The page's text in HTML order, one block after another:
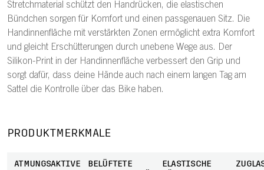
Stretchmaterial schützt den Handrücken, die elastischen
Bündchen sorgen für Komfort und einen passgenauen Sitz. Die
Handinnenfläche mit verstärkten Zonen ermöglicht extra Komfort
und gleicht Erschütterungen durch unebene Wege aus. Der
Silikon-Print in der Handinnenfläche verbessert den Grip und
sorgt dafür, dass deine Hände auch nach einem langen Tag am
Sattel die Kontrolle über das Bike haben.
PRODUKTMERKMALE
ATMUNGSAKTIVES
BELÜFTETE
ELASTISCHE